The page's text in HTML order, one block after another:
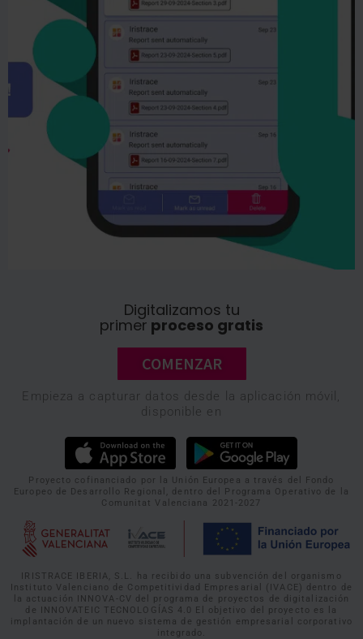
Digitalizamos tu
primer proceso gratis
COMENZAR
Empieza a capturar datos desde la aplicación móvil,
disponible en
Proyecto cofinanciado por la Unión Europea a través del Fondo
Europeo de Desarrollo Regional, dentro del Programa Operativo de la
Comunitat Valenciana 2021-2027
IRISTRACE IBERIA, S.L. ha recibido una subvención del organismo
Instituto Valenciano de Competitividad Empresarial (IVACE) dentro de
la actuación INNOVA-CV del programa de proyectos de digitalización
de INNOVATEIC TECNOLOGÍAS 4.0 El objetivo del proyecto es la
implantación de un nuevo sistema de gestión empresarial corporativo
integrado.